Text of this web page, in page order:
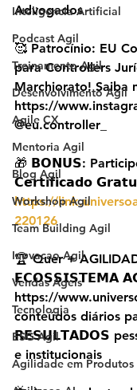
Inteligencia Artificial
Podcast Agil
Treinamento Agil
Desenvolvimento Agil
Agile CX
Mentoria Agil
Blog Agil
Workshop Agil
Team Building Agil
Inovacao Agil
Vendas Ageis
Tecnologia
ESG Agil
Agilidade em Produtos
Advogados
🥰 Patrocínio: EU
para Controllers
Marchiorato! Saiba
https://
@eu.controller_
🎁 𝗕𝗢𝗡𝗨𝗦:
𝗖𝗲𝗿𝘁𝗶𝗳𝗶𝗰𝗮𝗱𝗼
https://
220126
🏆 Quer +
𝗘𝗖𝗢𝗦𝗦𝗜𝗦𝗧𝗘𝗠𝗔
https://
conteúdos diários
𝗥𝗘𝗦𝗨𝗟𝗧𝗔𝗗𝗢𝗦
e institucionais